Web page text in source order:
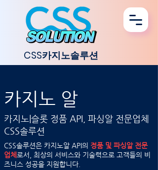
CSS카지노솔루션
카지노 알
​카지노|슬롯 정품 API, 파싱알 전문업체
CSS솔루션
CSS솔루션은 카지노알 API의 정품 및 파싱알 전문
업체 로서, 최상의 서비스와 기술력으로 고객들의 비
즈니스 성공을 지원합니다.